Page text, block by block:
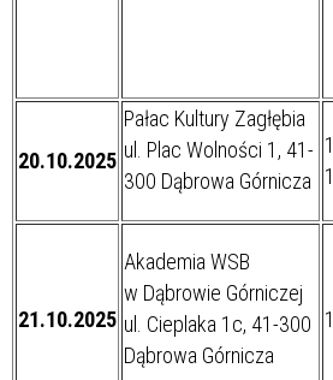
20.10.2025
Pałac Kultury Zagłębia
ul. Plac Wolności 1, 41-
300 Dąbrowa Górnicza
21.10.2025
Akademia WSB
w Dąbrowie Górniczej
ul. Cieplaka 1c, 41-300
Dąbrowa Górnicza